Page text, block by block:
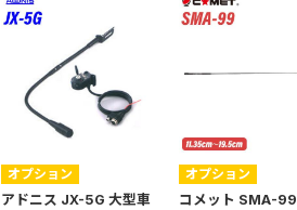
オプション
アドニス JX-5G 大型車
オプション
コメット SMA-99